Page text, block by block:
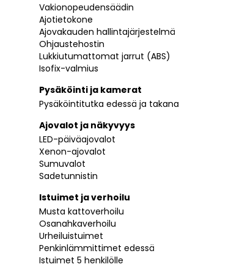
Vakionopeudensäädin
Ajotietokone
Ajovakauden hallintajärjestelmä
Ohjaustehostin
Lukkiutumattomat jarrut (ABS)
Isofix-valmius
Pysäköinti ja kamerat
Pysäköintitutka edessä ja takana
Ajovalot ja näkyvyys
LED-päiväajovalot
Xenon-ajovalot
Sumuvalot
Sadetunnistin
Istuimet ja verhoilu
Musta kattoverhoilu
Osanahkaverhoilu
Urheiluistuimet
Penkinlämmittimet edessä
Istuimet 5 henkilölle